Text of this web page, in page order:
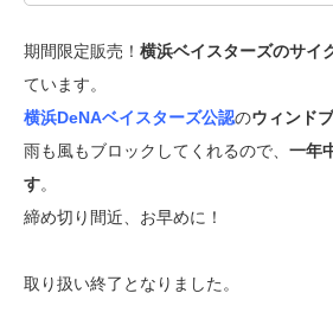
期間限定販売！ 横浜ベイスターズのサイ
ています。
横浜DeNAベイスターズ公認のウィンド
雨も風もブロックしてくれるので、 一年
す。
締め切り間近、お早めに！
取り扱い終了となりました。